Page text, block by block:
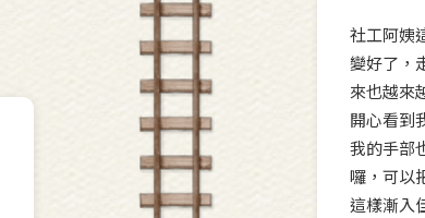
社工阿姨
變好了，
來也越來
開心看到
我的手部
囉，可以
這樣漸入